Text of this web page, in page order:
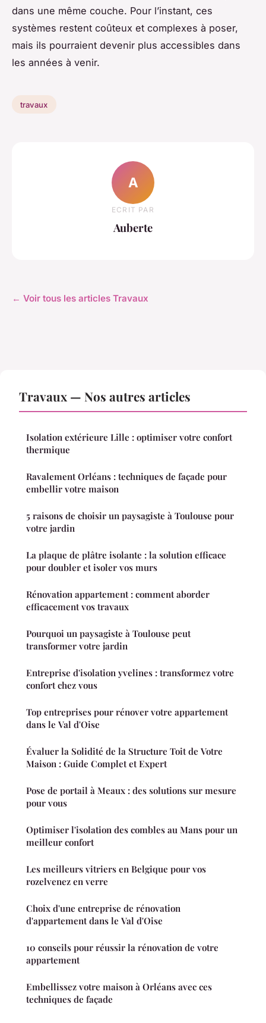
dans une même couche. Pour l’instant, ces
systèmes restent coûteux et complexes à poser,
mais ils pourraient devenir plus accessibles dans
les années à venir.
travaux
A
ECRIT PAR
Auberte
← Voir tous les articles Travaux
Travaux — Nos autres articles
Isolation extérieure Lille : optimiser votre confort
thermique
Ravalement Orléans : techniques de façade pour
embellir votre maison
5 raisons de choisir un paysagiste à Toulouse pour
votre jardin
La plaque de plâtre isolante : la solution efficace
pour doubler et isoler vos murs
Rénovation appartement : comment aborder
efficacement vos travaux
Pourquoi un paysagiste à Toulouse peut
transformer votre jardin
Entreprise d'isolation yvelines : transformez votre
confort chez vous
Top entreprises pour rénover votre appartement
dans le Val d'Oise
Évaluer la Solidité de la Structure Toit de Votre
Maison : Guide Complet et Expert
Pose de portail à Meaux : des solutions sur mesure
pour vous
Optimiser l'isolation des combles au Mans pour un
meilleur confort
Les meilleurs vitriers en Belgique pour vos
rozelvenez en verre
Choix d'une entreprise de rénovation
d'appartement dans le Val d'Oise
10 conseils pour réussir la rénovation de votre
appartement
Embellissez votre maison à Orléans avec ces
techniques de façade